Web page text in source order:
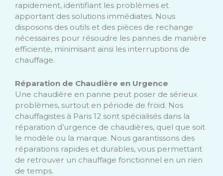
rapidement, identifiant les problèmes et
apportant des solutions immédiates. Nous
disposons des outils et des pièces de rechange
nécessaires pour résoudre les pannes de manière
efficiente, minimisant ainsi les interruptions de
chauffage.
Réparation de Chaudière en Urgence
Une chaudière en panne peut poser de sérieux
problèmes, surtout en période de froid. Nos
chauffagistes à Paris 12 sont spécialisés dans la
réparation d’urgence de chaudières, quel que soit
le modèle ou la marque. Nous garantissons des
réparations rapides et durables, vous permettant
de retrouver un chauffage fonctionnel en un rien
de temps.